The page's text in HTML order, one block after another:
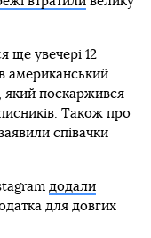
ще увечері 12
американський
поскаржився
Також про
співачки
додали
для довгих